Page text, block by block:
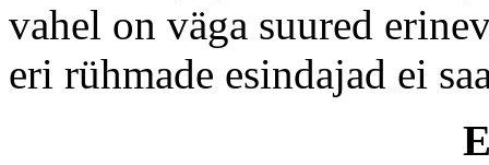
vahel on väga suured
eri rühmade esindajad ei